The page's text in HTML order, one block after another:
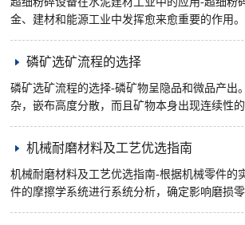
金、建材和能源工业中发挥愈来愈重要的作用
碎设备在水泥建树工业中的应用。
磷矿选矿流程的选择
磷矿选矿流程的选择-磷矿物呈隐品和微品产出
杂，嵌布高度分散，而且矿物本身出现连续性
同象结构特征，因而具有多变性。加之自然属
(白云 ......
机械耐磨材料及工艺优选指南
机械耐磨材料及工艺优选指南-根据机械零件的
件的摩擦学系统进行系统分析，确定影响磨损
据典型易磨损零件进行失效分桥，以确定磨损